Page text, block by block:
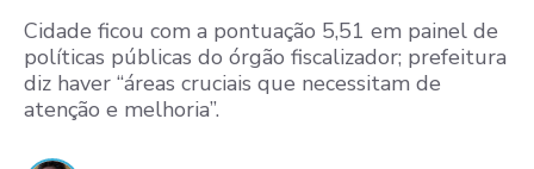
Cidade ficou com a pontuação 5,51 em painel de
políticas públicas do órgão fiscalizador; prefeitura
diz haver “áreas cruciais que necessitam de
atenção e melhoria”.